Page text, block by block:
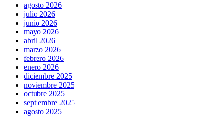
agosto 2026
julio 2026
junio 2026
mayo 2026
abril 2026
marzo 2026
febrero 2026
enero 2026
diciembre 2025
noviembre 2025
octubre 2025
septiembre 2025
agosto 2025